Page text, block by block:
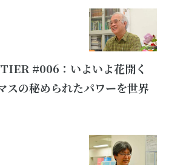
#006：いよいよ花開く
の秘められたパワーを世界